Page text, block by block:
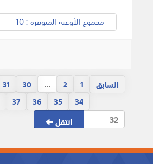
مجموع الأوعية المتوفرة : 10
السابق 1
2
...
30
31
34
35
36
37
انتقل